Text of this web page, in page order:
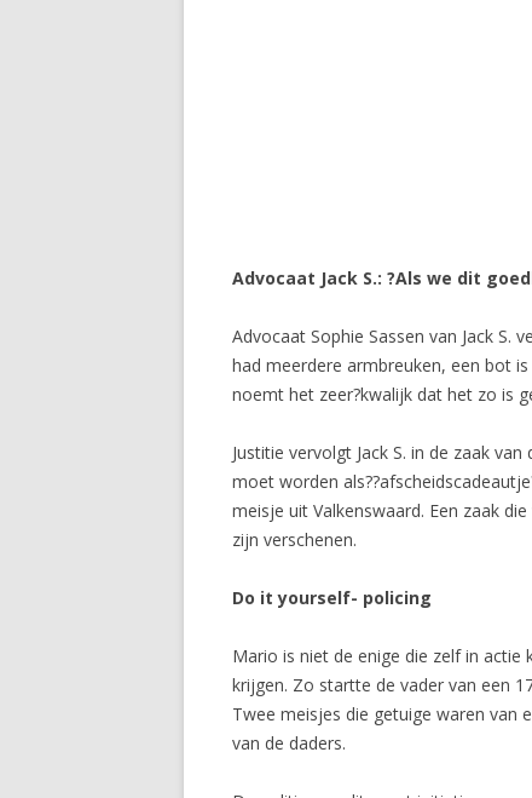
Advocaat Jack S.: ?Als we dit
Advocaat Sophie Sassen van Jack S.
had meerdere armbreuken, een bot
noemt het zeer?kwalijk dat het zo is
Justitie vervolgt Jack S. in de zaak
moet worden
meisje uit Valkenswaard. Een zaak
zijn verschenen.
Do it yourself- policing
Mario is niet de enige die zelf in
krijgen. Zo startte de vader van een
Twee meisjes die getuige waren van
van de daders.